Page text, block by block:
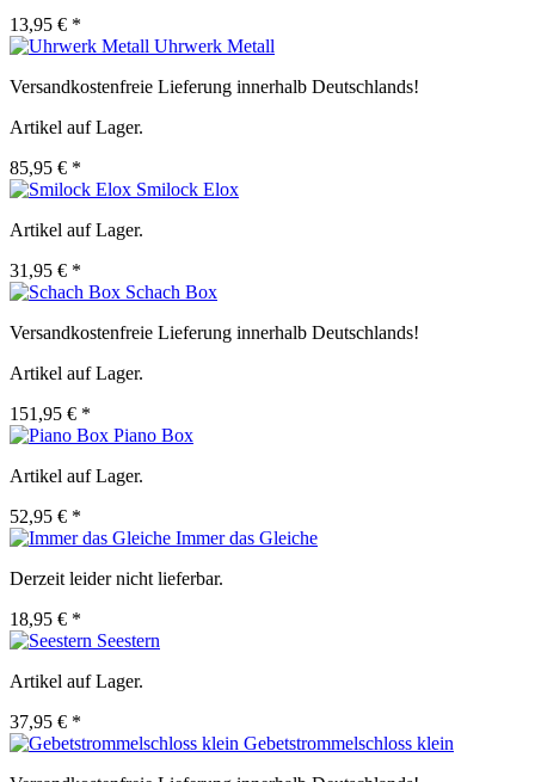
13,95 € *
Uhrwerk Metall
Versandkostenfreie Lieferung innerhalb Deutschlands!
Artikel auf Lager.
85,95 € *
Smilock Elox
Artikel auf Lager.
31,95 € *
Schach Box
Versandkostenfreie Lieferung innerhalb Deutschlands!
Artikel auf Lager.
151,95 € *
Piano Box
Artikel auf Lager.
52,95 € *
Immer das Gleiche
Derzeit leider nicht lieferbar.
18,95 € *
Seestern
Artikel auf Lager.
37,95 € *
Gebetstrommelschloss klein